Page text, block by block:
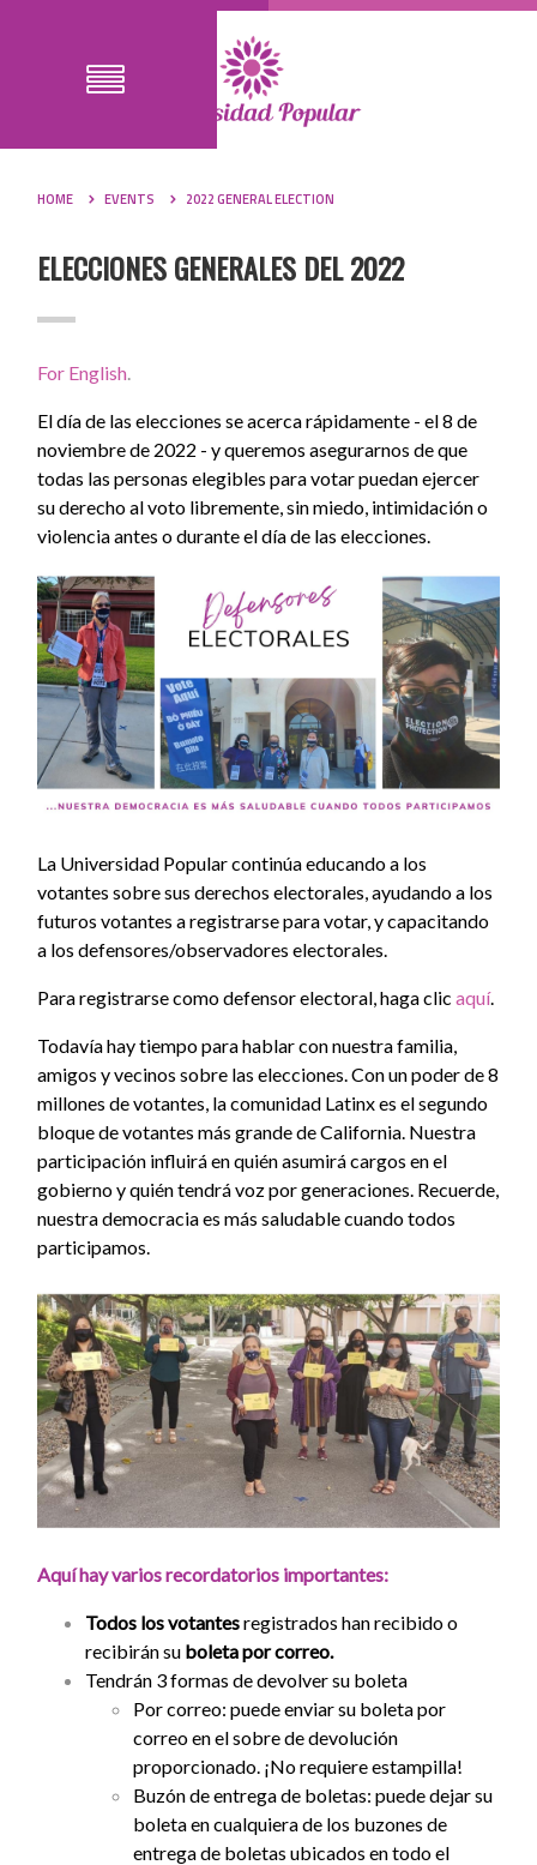
HOME EVENTS 2022 GENERAL ELECTION
ELECCIONES GENERALES DEL 2022
For English.
El día de las elecciones se acerca rápidamente - el 8 de
noviembre de 2022 - y queremos asegurarnos de que
todas las personas elegibles para votar puedan ejercer
su derecho al voto libremente, sin miedo, intimidación o
violencia antes o durante el día de las elecciones.
La Universidad Popular continúa educando a los
votantes sobre sus derechos electorales, ayudando a los
futuros votantes a registrarse para votar, y capacitando
a los defensores/observadores electorales.
Para registrarse como defensor electoral, haga clicaquí.
Todavía hay tiempo para hablar con nuestra familia,
amigos y vecinos sobre las elecciones. Con un poder de 8
millones de votantes, la comunidad Latinx es el segundo
bloque de votantes más grande de California. Nuestra
participación influirá en quién asumirá cargos en el
gobierno y quién tendrá voz por generaciones. Recuerde,
nuestra democracia es más saludable cuando todos
participamos.
Aquí hay varios recordatorios importantes:
Todos los votantesregistrados han recibido o
recibirán su boleta por correo.
Tendrán 3 formas de devolver su boleta
Por correo: puede enviar su boleta por
correo en el sobre de devolución
proporcionado. ¡No requiere estampilla!
Buzón de entrega de boletas: puede dejar su
boleta en cualquiera de los buzones de
entrega de boletas ubicados en todo el